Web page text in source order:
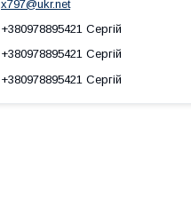
x797@ukr.net
+380978895421 Сергій
+380978895421 Сергій
+380978895421 Сергій